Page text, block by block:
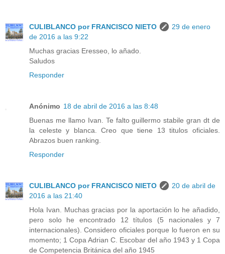
CULIBLANCO por FRANCISCO NIETO
29 de enero
de 2016 a las 9:22
Muchas gracias Eresseo, lo añado.
Saludos
Responder
Anónimo 18 de abril de 2016 a las 8:48
Buenas me llamo Ivan. Te falto guillermo stabile gran dt de
la celeste y blanca. Creo que tiene 13 titulos oficiales.
Abrazos buen ranking.
Responder
CULIBLANCO por FRANCISCO NIETO
20 de abril de
2016 a las 21:40
Hola Ivan. Muchas gracias por la aportación lo he añadido,
pero solo he encontrado 12 títulos (5 nacionales y 7
internacionales). Considero oficiales porque lo fueron en su
momento; 1 Copa Adrian C. Escobar del año 1943 y 1 Copa
de Competencia Británica del año 1945